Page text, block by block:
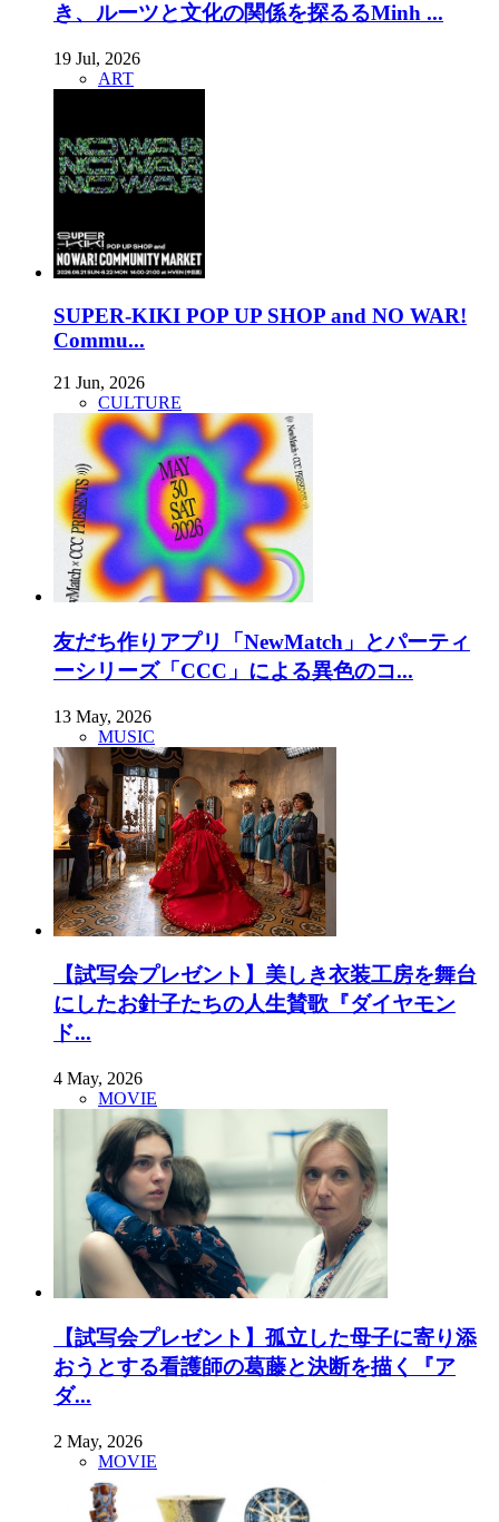
き、ルーツと文化の関係を探るるMinh ...
19 Jul, 2026
ART
SUPER-KIKI POP UP SHOP and NO WAR!
Commu...
21 Jun, 2026
CULTURE
友だち作りアプリ「NewMatch」とパーティ
ーシリーズ「CCC」による異色のコ...
13 May, 2026
MUSIC
【試写会プレゼント】美しき衣装工房を舞台
にしたお針子たちの人生賛歌『ダイヤモン
ド...
4 May, 2026
MOVIE
【試写会プレゼント】孤立した母子に寄り添
おうとする看護師の葛藤と決断を描く『ア
ダ...
2 May, 2026
MOVIE